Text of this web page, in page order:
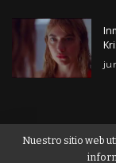
Nuestro sitio web